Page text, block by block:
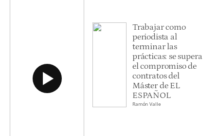
Trabajar como
periodista al
terminar las
prácticas: se supera
el compromiso de
contratos del
Máster de EL
ESPAÑOL
Ramón Valle